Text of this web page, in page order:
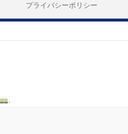
プライバシーポリシー
.